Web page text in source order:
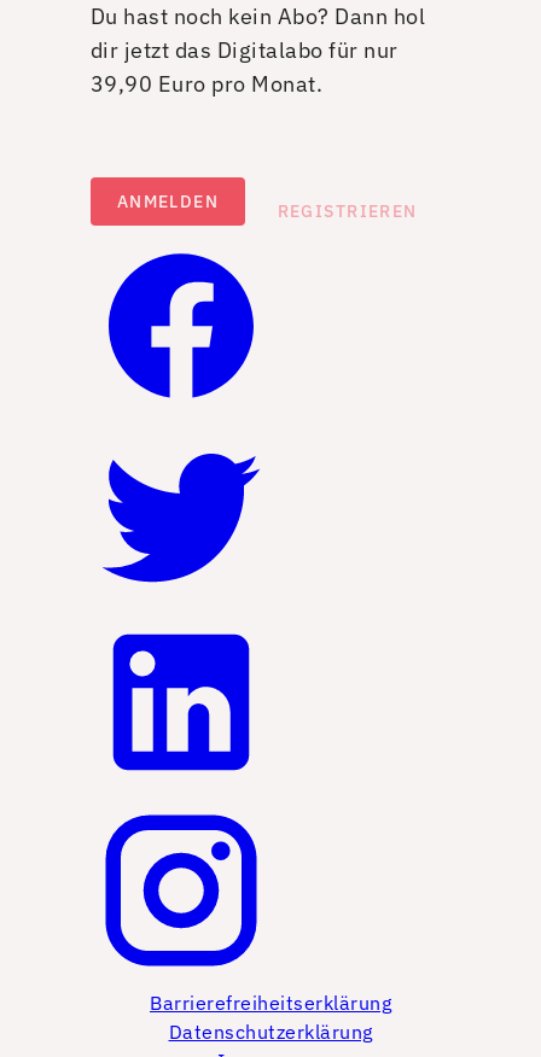
Du hast noch kein Abo? Dann hol
dir jetzt das Digitalabo für nur
39,90 Euro pro Monat.
ANMELDEN REGISTRIEREN
Barrierefreiheitserklärung
Datenschutzerklärung